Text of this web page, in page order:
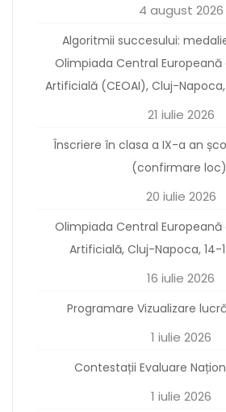
4 august 2026
Algoritmii succesului:
Olimpiada Central
Artificială (CEOAI), Cluj-
21 iulie 2026
Înscriere în clasa a IX-a an
(confirmare loc)
20 iulie 2026
Olimpiada Central
Artificială, Cluj-Napoca, 14-
16 iulie 2026
Programare Vizualizare
1 iulie 2026
Contestații Evaluare
1 iulie 2026